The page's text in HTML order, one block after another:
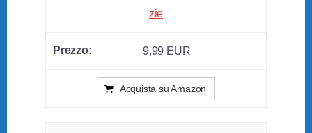
zie
9,99 EUR
Acquista su Amazon